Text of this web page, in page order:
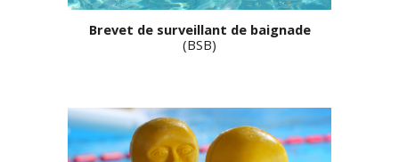
Brevet de surveillant de baignade
(BSB)